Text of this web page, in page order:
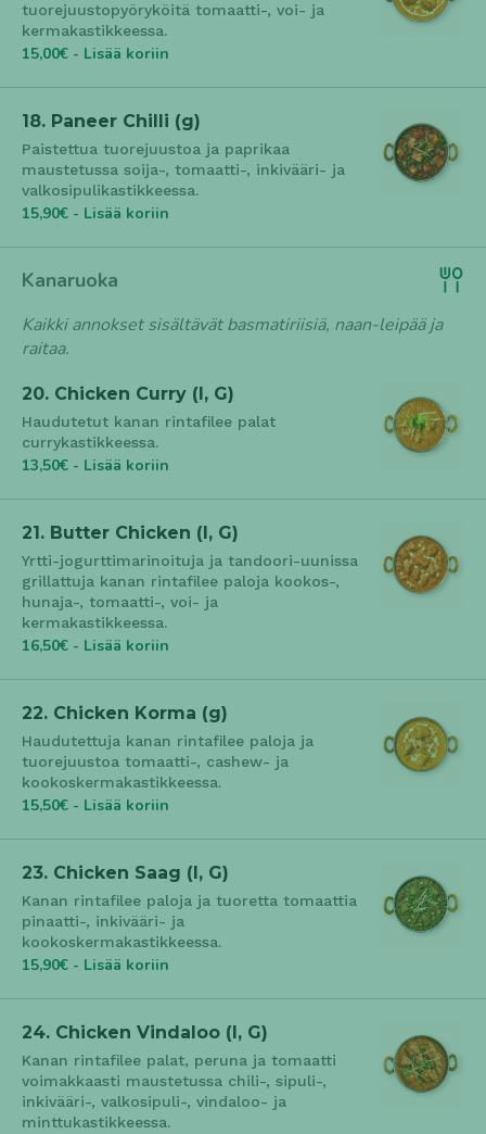
tuorejuustopyöryköitä tomaatti-, voi- ja
kermakastikkeessa.
15,00€ - Lisää koriin
18. Paneer Chilli (g)
Paistettua tuorejuustoa ja paprikaa
maustetussa soija-, tomaatti-, inkivääri- ja
valkosipulikastikkeessa.
15,90€ - Lisää koriin
Kanaruoka
Kaikki annokset sisältävät basmatiriisiä, naan-leipää ja
raitaa.
20. Chicken Curry (l, G)
Haudutetut kanan rintafilee palat
currykastikkeessa.
13,50€ - Lisää koriin
21. Butter Chicken (l, G)
Yrtti-jogurttimarinoituja ja tandoori-uunissa
grillattuja kanan rintafilee paloja kookos-,
hunaja-, tomaatti-, voi- ja
kermakastikkeessa.
16,50€ - Lisää koriin
22. Chicken Korma (g)
Haudutettuja kanan rintafilee paloja ja
tuorejuustoa tomaatti-, cashew- ja
kookoskermakastikkeessa.
15,50€ - Lisää koriin
23. Chicken Saag (l, G)
Kanan rintafilee paloja ja tuoretta tomaattia
pinaatti-, inkivääri- ja
kookoskermakastikkeessa.
15,90€ - Lisää koriin
24. Chicken Vindaloo (l, G)
Kanan rintafilee palat, peruna ja tomaatti
voimakkaasti maustetussa chili-, sipuli-,
inkivääri-, valkosipuli-, vindaloo- ja
minttukastikkeessa.